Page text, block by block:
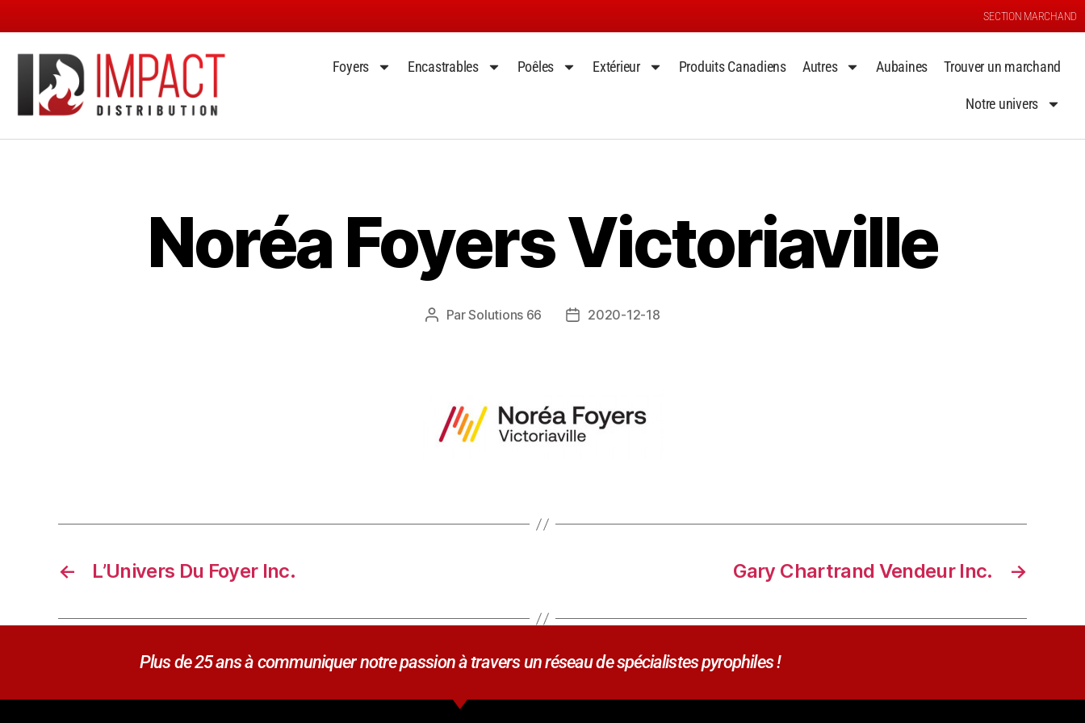
SECTION MARCHAND
Foyers Encastrables Poêles Extérieur Produits Canadiens Autres Aubaines Trouver un marchand
Notre univers
Noréa Foyers Victoriaville
ParSolutions 66 2020-12-18
← L’Univers Du Foyer Inc. →
Gary Chartrand Vendeur Inc.
Plus de 25 ans à communiquer notre passion à travers un réseau de spécialistes pyrophiles !